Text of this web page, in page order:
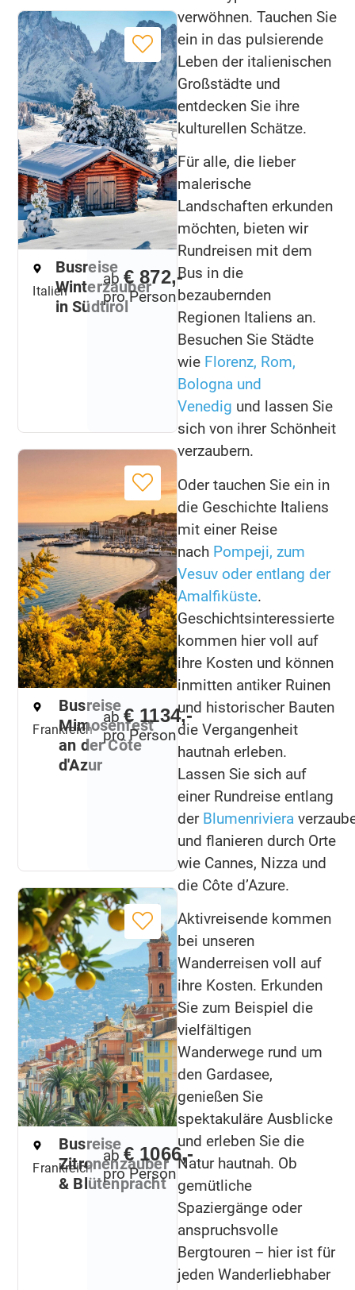
Italien
Busreise
Winterzauber
in Südtirol
ab € 872,-
pro Person
Frankreich
Busreise
Mimosenfest
an der Côte
d'Azur
ab € 1134,-
pro Person
Frankreich
Busreise
Zitronenzauber
& Blütenpracht
ab € 1066,-
pro Person
verwöhnen. Tauchen Sie
ein in das pulsierende
Leben der italienischen
Großstädte und
entdecken Sie ihre
kulturellen Schätze.
Für alle, die lieber
malerische
Landschaften erkunden
möchten, bieten wir
Rundreisen mit dem
Bus in die
bezaubernden
Regionen Italiens an.
Besuchen Sie Städte
wie Florenz, Rom,
Bologna und
Venedig und lassen Sie
sich von ihrer Schönheit
verzaubern.
Oder tauchen Sie ein in
die Geschichte Italiens
mit einer Reise
nach Pompeji, zum
Vesuv oder entlang der
Amalfiküste.
Geschichtsinteressierte
kommen hier voll auf
ihre Kosten und können
inmitten antiker Ruinen
und historischer Bauten
die Vergangenheit
hautnah erleben.
Lassen Sie sich auf
einer Rundreise entlang
der Blumenriviera
und flanieren durch Orte
wie Cannes, Nizza und
die Côte d’Azure.
Aktivreisende kommen
bei unseren
Wanderreisen voll auf
ihre Kosten. Erkunden
Sie zum Beispiel die
vielfältigen
Wanderwege rund um
den Gardasee,
genießen Sie
spektakuläre Ausblicke
und erleben Sie die
Natur hautnah. Ob
gemütliche
Spaziergänge oder
anspruchsvolle
Bergtouren – hier ist für
jeden Wanderliebhaber